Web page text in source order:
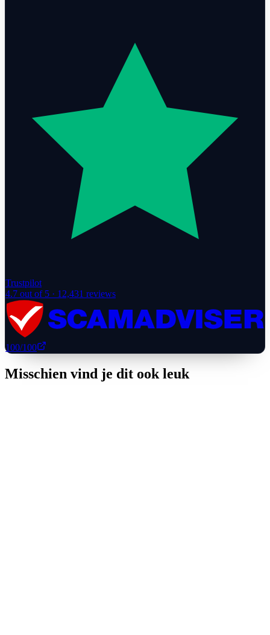
Trustpilot
4.7 out of 5 · 12,431 reviews
100/100
Misschien vind je dit ook leuk